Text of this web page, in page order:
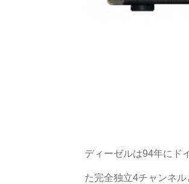
ディーゼルは94年にド
た完全独立4チャンネ